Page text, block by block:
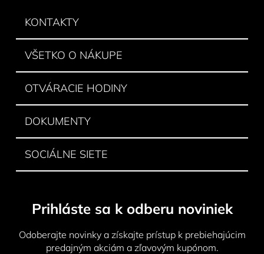
KONTAKTY
VŠETKO O NÁKUPE
OTVÁRACIE HODINY
DOKUMENTY
SOCIÁLNE SIETE
Prihláste sa k odberu noviniek
Odoberajte novinky a získajte prístup k prebiehajúcim
predajným akciám a zľavovým kupónom.